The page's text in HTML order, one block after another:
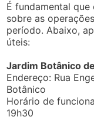
É fundamental
sobre as
período. Abaixo,
úteis:
Jardim Botânico
Endereço: Rua
Botânico
Horário de
19h30